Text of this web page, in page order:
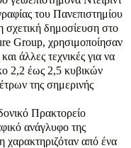
του Πανεπιστημίου
σχετική δημοσίευση στο
Group, χρησιμοποίησαν
άλλες τεχνικές για να
2,2 έως 2,5 κυβικών
της σημερινής
Πρακτορείο
ανάγλυφο της
χαρακτηριζόταν από ένα